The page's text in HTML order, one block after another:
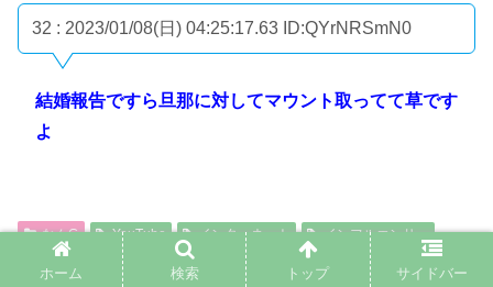
32 : 2023/01/08(日) 04:25:17.63 ID:QYrNRSmN0
結婚報告ですら旦那に対してマウント取ってて草です
よ
なんG YouTube インターネット
インフルエンサー
椎木里佳
ホーム 検索 トップ サイドバー